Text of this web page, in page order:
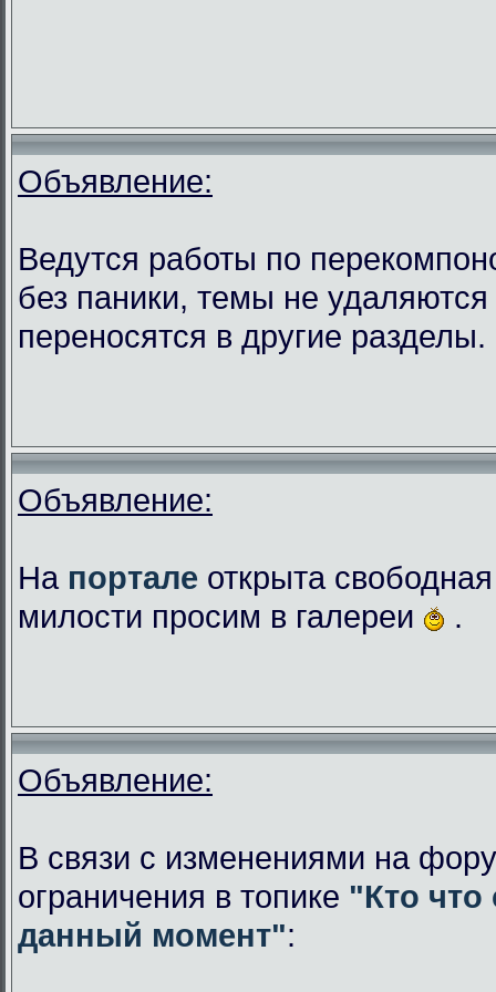
Объявление:
Ведутся работы по
без паники, темы не удаляются
переносятся в другие разделы.
Объявление:
На портале открыта
милости просим в галереи
.
Объявление:
В связи с изменениями на
ограничения в топике "Кто что
данный момент":